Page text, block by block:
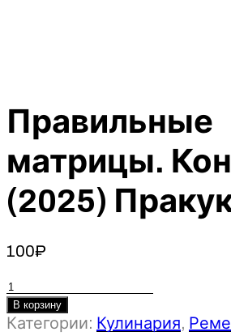
Правильные
матрицы.
(2025)
100₽
Количество
товара
Правильные
В корзину
Категории: Кулинария,